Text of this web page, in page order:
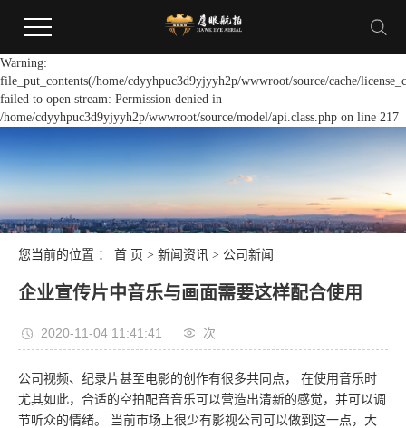
Warning:
file_put_contents(/home/cdyyhpuc3d9yjyyh2p/wwwroot/source/cache/
failed to open stream: Permission denied in
/home/cdyyhpuc3d9yjyyh2p/wwwroot/source/model/api.class.php on line 217
您当前的位置 ：首 页 >新闻资讯 > 公司新闻
企业宣传片中音乐与画面需要这样配合使用
2020-11-04 11:41:41 次
公司视频、纪录片甚至电影的创作有很多共同点， 在使用音乐时
尤其如此，合适的空拍配音音乐可以营造出清新的感觉，并可以调
节听众的情绪。 当前市场上很少有影视公司可以做到这一点，大